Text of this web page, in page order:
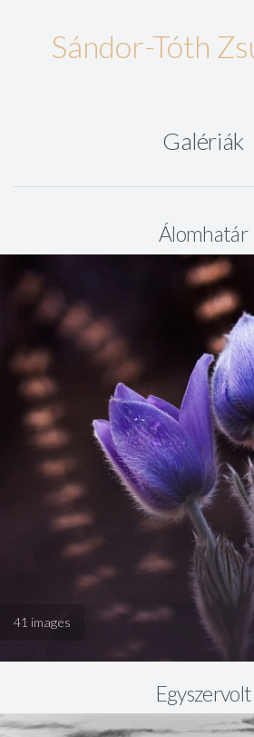
Sándor-Tóth
Galériák
Álomhatár
41 images
Egyszervolt